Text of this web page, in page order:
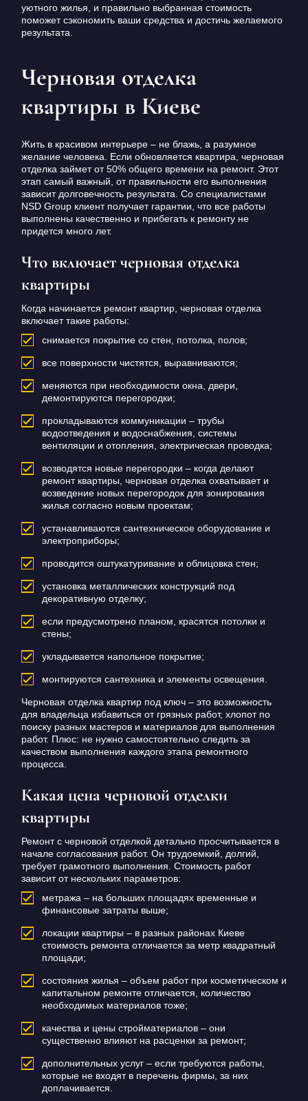
уютного жилья, и правильно выбранная стоимость
поможет сэкономить ваши средства и достичь желаемого
результата.
Черновая отделка
квартиры в Киеве
Жить в красивом интерьере – не блажь, а разумное
желание человека. Если обновляется квартира, черновая
отделка займет от 50% общего времени на ремонт. Этот
этап самый важный, от правильности его выполнения
зависит долговечность результата. Со специалистами
NSD Group клиент получает гарантии, что все работы
выполнены качественно и прибегать к ремонту не
придется много лет.
Что включает черновая отделка
квартиры
Когда начинается ремонт квартир, черновая отделка
включает такие работы:
снимается покрытие со стен, потолка, полов;
все поверхности чистятся, выравниваются;
меняются при необходимости окна, двери,
демонтируются перегородки;
прокладываются коммуникации – трубы
водоотведения и водоснабжения, системы
вентиляции и отопления, электрическая проводка;
возводятся новые перегородки – когда делают
ремонт квартиры, черновая отделка охватывает и
возведение новых перегородок для зонирования
жилья согласно новым проектам;
устанавливаются сантехническое оборудование и
электроприборы;
проводится оштукатуривание и облицовка стен;
установка металлических конструкций под
декоративную отделку;
если предусмотрено планом, красятся потолки и
стены;
укладывается напольное покрытие;
монтируются сантехника и элементы освещения.
Черновая отделка квартир под ключ – это возможность
для владельца избавиться от грязных работ, хлопот по
поиску разных мастеров и материалов для выполнения
работ. Плюс: не нужно самостоятельно следить за
качеством выполнения каждого этапа ремонтного
процесса.
Какая цена черновой отделки
квартиры
Ремонт с черновой отделкой детально просчитывается в
начале согласования работ. Он трудоемкий, долгий,
требует грамотного выполнения. Стоимость работ
зависит от нескольких параметров:
метража – на больших площадях временные и
финансовые затраты выше;
локации квартиры – в разных районах Киеве
стоимость ремонта отличается за метр квадратный
площади;
состояния жилья – объем работ при косметическом и
капитальном ремонте отличается, количество
необходимых материалов тоже;
качества и цены стройматериалов – они
существенно влияют на расценки за ремонт;
дополнительных услуг – если требуются работы,
которые не входят в перечень фирмы, за них
доплачивается.